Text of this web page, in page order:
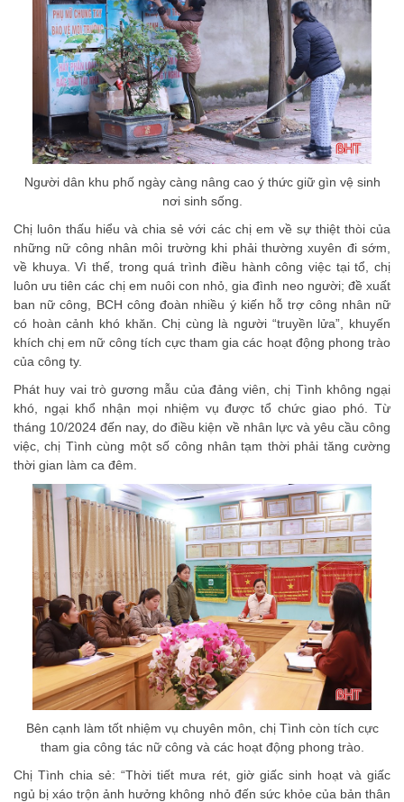
Người dân khu phố ngày càng nâng cao ý thức giữ gìn vệ sinh
nơi sinh sống.
Chị luôn thấu hiểu và chia sẻ với các chị em về sự thiệt thòi của
những nữ công nhân môi trường khi phải thường xuyên đi sớm,
về khuya. Vì thế, trong quá trình điều hành công việc tại tổ, chị
luôn ưu tiên các chị em nuôi con nhỏ, gia đình neo người; đề xuất
ban nữ công, BCH công đoàn nhiều ý kiến hỗ trợ công nhân nữ
có hoàn cảnh khó khăn. Chị cùng là người “truyền lửa”, khuyến
khích chị em nữ công tích cực tham gia các hoạt động phong trào
của công ty.
Phát huy vai trò gương mẫu của đảng viên, chị Tình không ngại
khó, ngại khổ nhận mọi nhiệm vụ được tổ chức giao phó. Từ
tháng 10/2024 đến nay, do điều kiện về nhân lực và yêu cầu công
việc, chị Tình cùng một số công nhân tạm thời phải tăng cường
thời gian làm ca đêm.
Bên cạnh làm tốt nhiệm vụ chuyên môn, chị Tình còn tích cực
tham gia công tác nữ công và các hoạt động phong trào.
Chị Tình chia sẻ: “Thời tiết mưa rét, giờ giấc sinh hoạt và giấc
ngủ bị xáo trộn ảnh hưởng không nhỏ đến sức khỏe của bản thân